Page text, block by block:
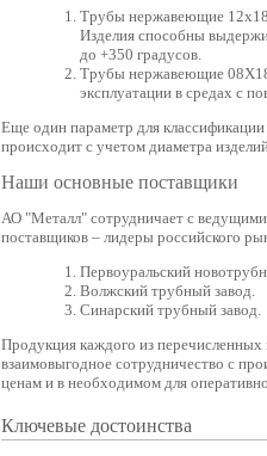
Трубы нержавеющие
Изделия способны
до +350 градусов.
Трубы нержавеющие
эксплуатации в средах с
Еще один параметр для
происходит с учетом диаметра
Наши основные поставщики
АО "Металл" сотрудничает с
поставщиков – лидеры российского
Первоуральский
Волжский трубный завод.
Синарский трубный завод.
Продукция каждого из
взаимовыгодное сотрудничество с
ценам и в необходимом для
Ключевые достоинства